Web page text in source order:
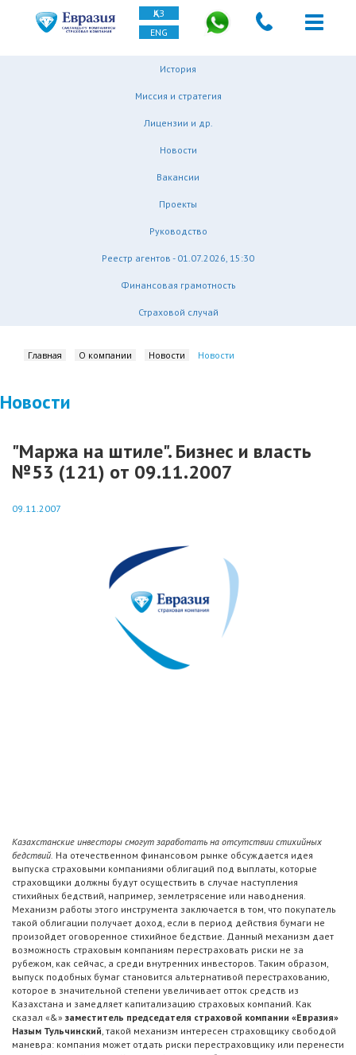
ҚАЗ
ENG
История
Миссия и стратегия
Лицензии и др.
Новости
Вакансии
Проекты
Руководство
Реестр агентов - 01.07.2026, 15:30
Финансовая грамотность
Страховой случай
Главная О компании Новости Новости
Новости
"Маржа на штиле". Бизнес и власть
№53 (121) от 09.11.2007
09.11.2007
Казахстанские инвесторы смогут заработать на отсутствии стихийных
бедствий. На отечественном финансовом рынке обсуждается идея
выпуска страховыми компаниями облигаций под выплаты, которые
страховщики должны будут осуществить в случае наступления
стихийных бедствий, например, землетрясение или наводнения.
Механизм работы этого инструмента заключается в том, что покупатель
такой облигации получает доход, если в период действия бумаги не
произойдет оговоренное стихийное бедствие. Данный механизм дает
возможность страховым компаниям перестраховать риски не за
рубежом, как сейчас, а среди внутренних инвесторов. Таким образом,
выпуск подобных бумаг становится альтернативой перестрахованию,
которое в значительной степени увеличивает отток средств из
Казахстана и замедляет капитализацию страховых компаний. Как
сказал «&» заместитель председателя страховой компании «Евразия»
Назым Тульчинский, такой механизм интересен страховщику свободой
маневра: компания может отдать риски перестраховщику или перенести